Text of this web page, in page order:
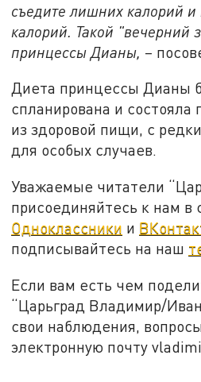
съедите лишних калорий
калорий. Такой "вечерний
принцессы Дианы, –
Диета принцессы Дианы
спланирована и
из здоровой пищи, с
для особых случаев.
Уважаемые читатели
присоединяйтесь к нам в
Одноклассники и
подписывайтесь на наш
Если вам есть чем
“Царьград Владимир/
свои наблюдения,
электронную почту